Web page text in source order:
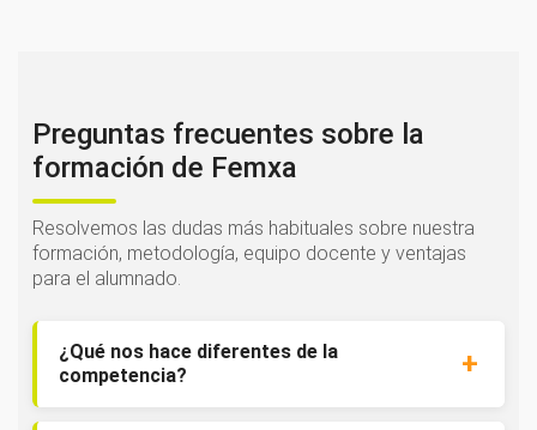
Preguntas frecuentes sobre la
formación de Femxa
Resolvemos las dudas más habituales sobre nuestra
formación, metodología, equipo docente y ventajas
para el alumnado.
¿Qué nos hace diferentes de la
competencia?